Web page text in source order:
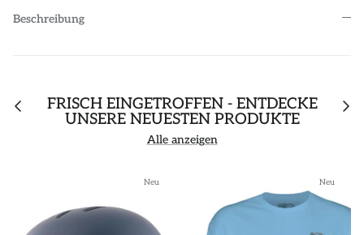
Beschreibung
FRISCH EINGETROFFEN - ENTDECKE
UNSERE NEUESTEN PRODUKTE
Alle anzeigen
Neu Neu